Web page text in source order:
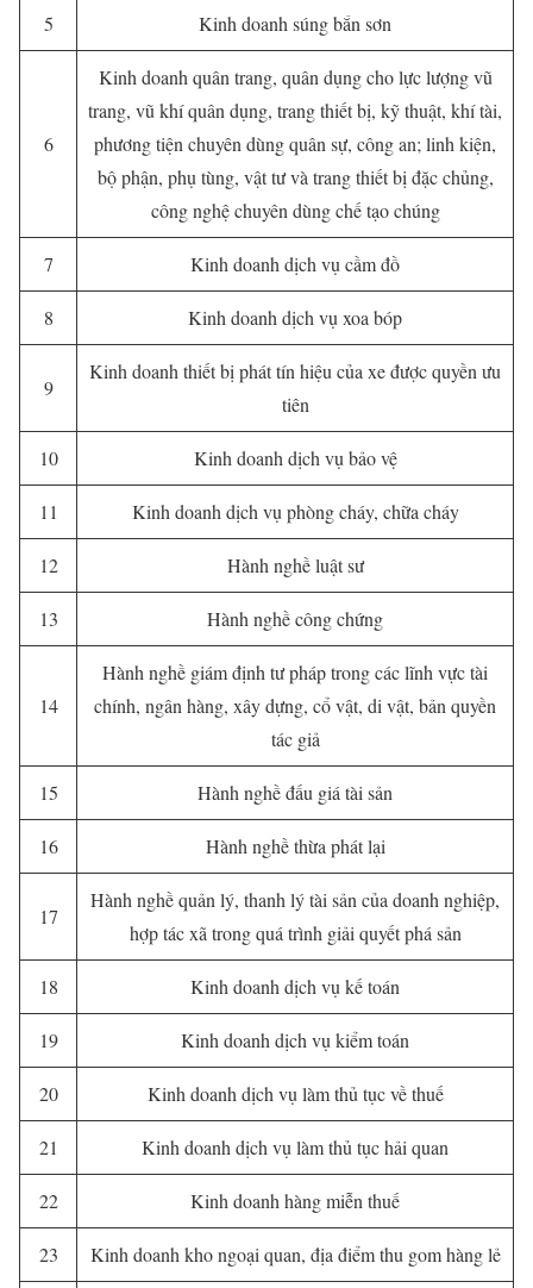
5 Kinh doanh súng bắn sơn
6
Kinh doanh quân trang, quân dụng cho lực lượng vũ
trang, vũ khí quân dụng, trang thiết bị, kỹ thuật, khí tài,
phương tiện chuyên dùng quân sự, công an; linh kiện,
bộ phận, phụ tùng, vật tư và trang thiết bị đặc chủng,
công nghệ chuyên dùng chế tạo chúng
7 Kinh doanh dịch vụ cầm đồ
8 Kinh doanh dịch vụ xoa bóp
9
Kinh doanh thiết bị phát tín hiệu của xe được quyền ưu
tiên
10 Kinh doanh dịch vụ bảo vệ
11 Kinh doanh dịch vụ phòng cháy, chữa cháy
12 Hành nghề luật sư
13 Hành nghề công chứng
14
Hành nghề giám định tư pháp trong các lĩnh vực tài
chính, ngân hàng, xây dựng, cổ vật, di vật, bản quyền
tác giả
15 Hành nghề đấu giá tài sản
16 Hành nghề thừa phát lại
17
Hành nghề quản lý, thanh lý tài sản của doanh nghiệp,
hợp tác xã trong quá trình giải quyết phá sản
18 Kinh doanh dịch vụ kế toán
19 Kinh doanh dịch vụ kiểm toán
20 Kinh doanh dịch vụ làm thủ tục về thuế
21 Kinh doanh dịch vụ làm thủ tục hải quan
22 Kinh doanh hàng miễn thuế
23 Kinh doanh kho ngoại quan, địa điểm thu gom hàng lẻ